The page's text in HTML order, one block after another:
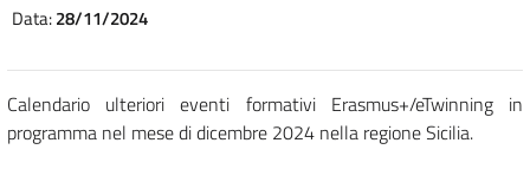
Data:28/11/2024
Calendario ulteriori eventi formativi Erasmus+/eTwinning in
programma nel mese di dicembre 2024 nella regione Sicilia.